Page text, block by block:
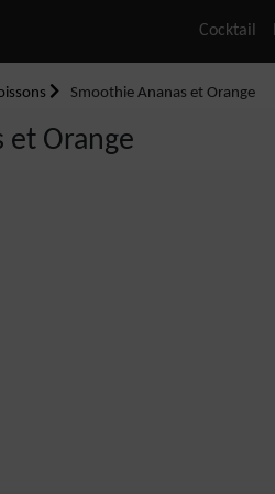
Cocktail
Smoothie Ananas et Orange
et Orange